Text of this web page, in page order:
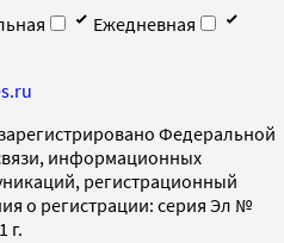
Ежедневная
Федеральной
информационных
регистрационный
о регистрации: серия Эл №
г.